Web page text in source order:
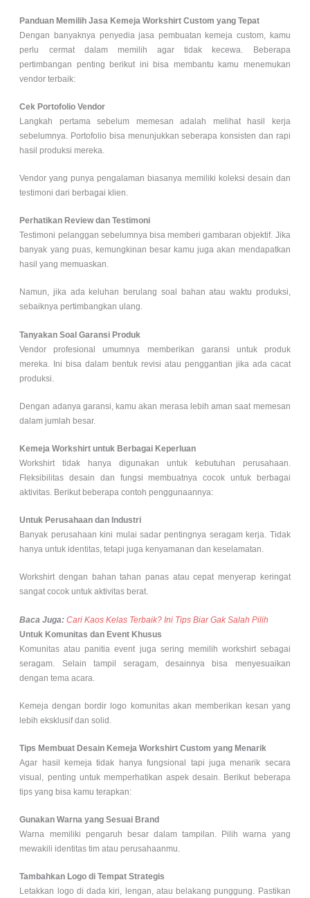
Panduan Memilih Jasa Kemeja Workshirt Custom yang Tepat
Dengan banyaknya penyedia jasa pembuatan kemeja custom, kamu
perlu cermat dalam memilih agar tidak kecewa. Beberapa
pertimbangan penting berikut ini bisa membantu kamu menemukan
vendor terbaik:
Cek Portofolio Vendor
Langkah pertama sebelum memesan adalah melihat hasil kerja
sebelumnya. Portofolio bisa menunjukkan seberapa konsisten dan rapi
hasil produksi mereka.
Vendor yang punya pengalaman biasanya memiliki koleksi desain dan
testimoni dari berbagai klien.
Perhatikan Review dan Testimoni
Testimoni pelanggan sebelumnya bisa memberi gambaran objektif. Jika
banyak yang puas, kemungkinan besar kamu juga akan mendapatkan
hasil yang memuaskan.
Namun, jika ada keluhan berulang soal bahan atau waktu produksi,
sebaiknya pertimbangkan ulang.
Tanyakan Soal Garansi Produk
Vendor profesional umumnya memberikan garansi untuk produk
mereka. Ini bisa dalam bentuk revisi atau penggantian jika ada cacat
produksi.
Dengan adanya garansi, kamu akan merasa lebih aman saat memesan
dalam jumlah besar.
Kemeja Workshirt untuk Berbagai Keperluan
Workshirt tidak hanya digunakan untuk kebutuhan perusahaan.
Fleksibilitas desain dan fungsi membuatnya cocok untuk berbagai
aktivitas. Berikut beberapa contoh penggunaannya:
Untuk Perusahaan dan Industri
Banyak perusahaan kini mulai sadar pentingnya seragam kerja. Tidak
hanya untuk identitas, tetapi juga kenyamanan dan keselamatan.
Workshirt dengan bahan tahan panas atau cepat menyerap keringat
sangat cocok untuk aktivitas berat.
Baca Juga: Cari Kaos Kelas Terbaik? Ini Tips Biar Gak Salah Pilih
Untuk Komunitas dan Event Khusus
Komunitas atau panitia event juga sering memilih workshirt sebagai
seragam. Selain tampil seragam, desainnya bisa menyesuaikan
dengan tema acara.
Kemeja dengan bordir logo komunitas akan memberikan kesan yang
lebih eksklusif dan solid.
Tips Membuat Desain Kemeja Workshirt Custom yang Menarik
Agar hasil kemeja tidak hanya fungsional tapi juga menarik secara
visual, penting untuk memperhatikan aspek desain. Berikut beberapa
tips yang bisa kamu terapkan:
Gunakan Warna yang Sesuai Brand
Warna memiliki pengaruh besar dalam tampilan. Pilih warna yang
mewakili identitas tim atau perusahaanmu.
Tambahkan Logo di Tempat Strategis
Letakkan logo di dada kiri, lengan, atau belakang punggung. Pastikan